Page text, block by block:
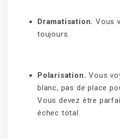
Dramatisation. Vous
toujours.
Polarisation. Vous
blanc, pas de place
Vous devez être
échec total.